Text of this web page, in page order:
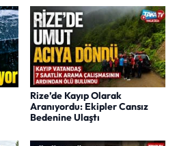
Rize’de Kayıp Olarak
Aranıyordu: Ekipler Cansız
Bedenine Ulaştı